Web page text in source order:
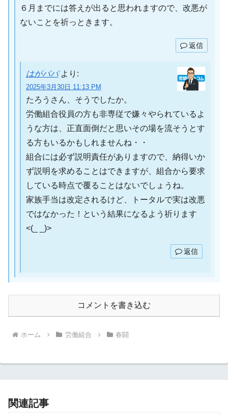
６月までには答えが出ると思われますので、改悪が
ないことを祈っときます。
返信
はがパパ より:
2025年3月30日 11:13 PM
たろうさん、そうでしたか。
労働組合役員の方も非専従で嫌々やられているよ
うな方は、正直面倒だと思いその場を流そうとす
る方もいるかもしれませんね・・
組合には必ず説明責任がありますので、納得いか
ず説明を求めることはできますが、組合から要求
している時点で覆ることはないでしょうね。
家族手当は改定されるけど、トータルで実は改悪
ではなかった！という結果になるよう祈ります
<(_ _)>
返信
コメントを書き込む
ホーム 労働組合 春闘
関連記事